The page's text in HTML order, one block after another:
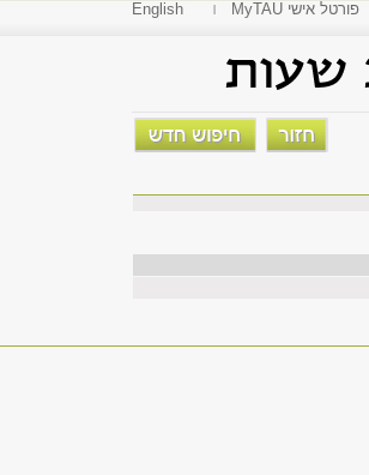
English MyTAU פורטל אישי